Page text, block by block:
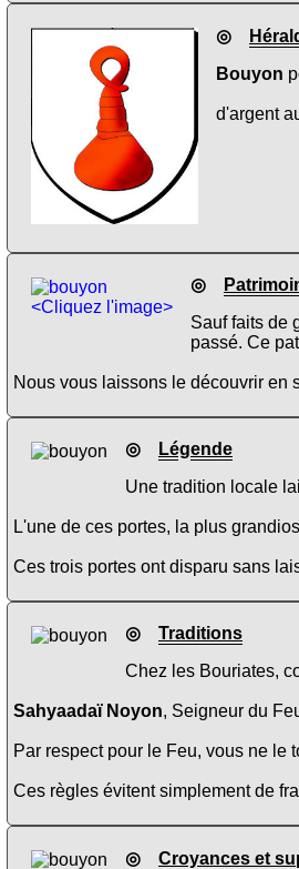
◎
Bouyon
d'argent
<Cliquez l'image>
◎
Sauf faits de
passé. Ce
Nous vous laissons le découvrir en
◎
Légende
Une tradition locale
L'une de ces portes, la plus
Ces trois portes ont disparu sans
◎ Traditions
Chez les Bouriates,
Sahyaadaï Noyon, Seigneur du
Par respect pour le Feu, vous ne le
Ces règles évitent simplement de
◎ Croyances et